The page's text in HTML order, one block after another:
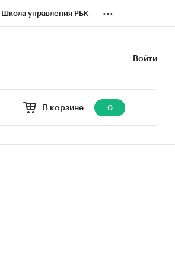
Школа управления РБК ...
Войти
В корзине 0